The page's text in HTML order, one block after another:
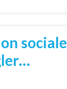
sociale